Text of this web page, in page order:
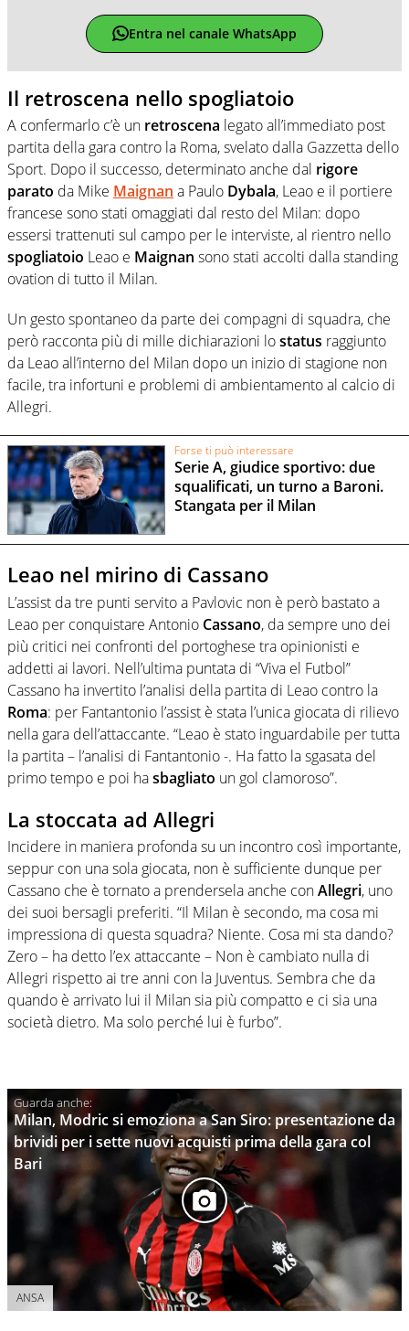
Entra nel canale WhatsApp
Il retroscena nello spogliatoio
A confermarlo c’è un retroscena legato all’immediato post
partita della gara contro la Roma, svelato dalla Gazzetta dello
Sport. Dopo il successo, determinato anche dal rigore
parato da Mike Maignan a Paulo Dybala, Leao e il portiere
francese sono stati omaggiati dal resto del Milan: dopo
essersi trattenuti sul campo per le interviste, al rientro nello
spogliatoio Leao e Maignan sono stati accolti dalla standing
ovation di tutto il Milan.
Un gesto spontaneo da parte dei compagni di squadra, che
però racconta più di mille dichiarazioni lostatus raggiunto
da Leao all’interno del Milan dopo un inizio di stagione non
facile, tra infortuni e problemi di ambientamento al calcio di
Allegri.
Forse ti può interessare
Serie A, giudice sportivo: due
squalificati, un turno a Baroni.
Stangata per il Milan
Leao nel mirino di Cassano
L’assist da tre punti servito a Pavlovic non è però bastato a
Leao per conquistare Antonio Cassano, da sempre uno dei
più critici nei confronti del portoghese tra opinionisti e
addetti ai lavori. Nell’ultima puntata di “Viva el Futbol”
Cassano ha invertito l’analisi della partita di Leao contro la
Roma: per Fantantonio l’assist è stata l’unica giocata di rilievo
nella gara dell’attaccante. “Leao è stato inguardabile per tutta
la partita – l’analisi di Fantantonio -. Ha fatto la sgasata del
primo tempo e poi hasbagliato un gol clamoroso”.
La stoccata ad Allegri
Incidere in maniera profonda su un incontro così importante,
seppur con una sola giocata, non è sufficiente dunque per
Cassano che è tornato a prendersela anche conAllegri, uno
dei suoi bersagli preferiti. “Il Milan è secondo, ma cosa mi
impressiona di questa squadra? Niente. Cosa mi sta dando?
Zero – ha detto l’ex attaccante – Non è cambiato nulla di
Allegri rispetto ai tre anni con la Juventus. Sembra che da
quando è arrivato lui il Milan sia più compatto e ci sia una
società dietro. Ma solo perché lui è furbo”.
Milan, Modric si emoziona a San Siro: presentazione da
brividi per i sette nuovi acquisti prima della gara col
Bari
ANSA